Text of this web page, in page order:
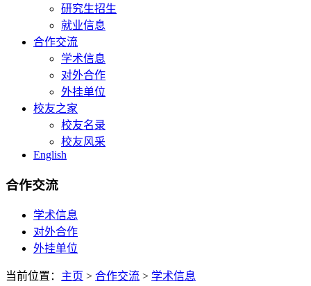
研究生招生
就业信息
合作交流
学术信息
对外合作
外挂单位
校友之家
校友名录
校友风采
English
合作交流
学术信息
对外合作
外挂单位
当前位置： 主页 > 合作交流 > 学术信息